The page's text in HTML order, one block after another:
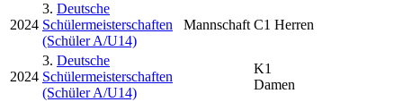
2024
3. Deutsche
Schülermeisterschaften
(Schüler A/U14)
Mannschaft C1 Herren
2024
3. Deutsche
Schülermeisterschaften
(Schüler A/U14)
K1
Damen